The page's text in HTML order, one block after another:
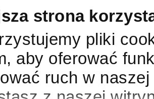
strona
pliki
aby oferować
ruch w